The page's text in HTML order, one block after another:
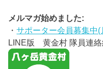
メルマガ始めました:
・サポーター会員募集中(
LINE版 黄金村 隊員連絡